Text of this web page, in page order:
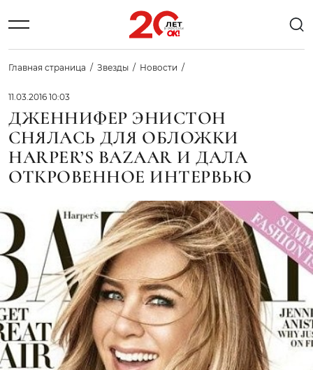
Главная страница Звезды Новости
11.03.2016 10:03
ДЖЕННИФЕР ЭНИСТОН
СНЯЛАСЬ ДЛЯ ОБЛОЖКИ
HARPER’S BAZAAR И ДАЛА
ОТКРОВЕННОЕ ИНТЕРВЬЮ